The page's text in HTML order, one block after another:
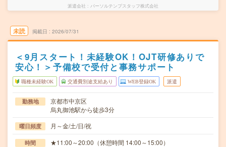
派遣会社 パーソルテンプスタッフ株式会社
未読 掲載日 2026/07/31
＜9月スタート！未経験OK！OJT研修ありで
安心！＞予備校で受付と事務サポート
職種未経験OK 交通費別途支給あり WEB登録OK 派遣
勤務地
京都市中京区
烏丸御池駅から徒歩3分
曜日頻度 月～金/土/日/祝
時間 ★11:00～20:00（休憩時間 14:00～15:00）